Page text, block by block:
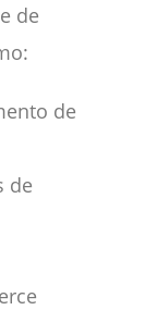
de
de
de